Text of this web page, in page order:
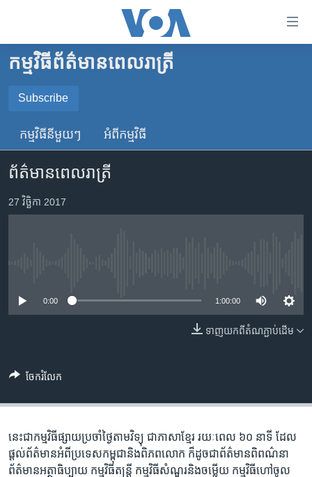
គេហទំព័រ​
ទាក់ទង
រំលង​
ទំព័រ​
ព័ត៌មាន​​
តែ​
ម្តង
រចនា
ចូល​
ស្វែង​
កម្ពុជា
អន្តរជាតិ
ចិន
ហេឡូវីអូអេ
កម្ពុជាច្នៃប្រតិដ្ឋ
កម្មវិធីទាំងអស់
បណ្តាញ​សង្គម
ភាសា
កម្មវិធី​ព័ត៌មាន​ពេលរាត្រី
Subscribe
SUBSCRIBE
YouTube Music
កម្មវិធី​នីមួយៗ អំពី​កម្មវិធី​
ព័ត៌មានពេលរាត្រី
27 វិច្ឆិកា 2017
0:00 1:00:00
ទាញ​យក​ពី​តំណភ្ជាប់​ដើម
ចែករំលែក
នេះ​ជា​កម្ម​វិធី​ផ្សាយ​ប្រចាំ​ថ្ងៃ​តាម​វិទ្យុ ​ជាភាសា​ខ្មែរ​ រយៈ​ពេល​ ៦០​ នាទី ដែល​
ផ្តល់​ព័ត៌មាន​អំពី​ប្រទេស​កម្ពុជា​និង​ពិភព​លោក ​ក៏ដូច​ជា​ព័ត៌មាន​ពិពណ៌នា
ព័ត៌មាន​អត្ថា​ធិប្បាយ​ កម្ម​វិធី​តន្ត្រី ​កម្មវិធី​​សំណួរ​និង​ចម្លើយ​ កម្ម​វិធី​ហៅ​ចូល​